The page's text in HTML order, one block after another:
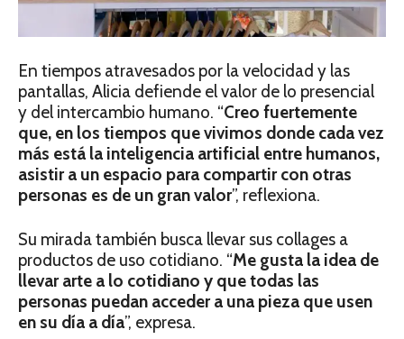
En tiempos atravesados por la velocidad y las
pantallas, Alicia defiende el valor de lo presencial
y del intercambio humano. “Creo fuertemente
que, en los tiempos que vivimos donde cada vez
más está la inteligencia artificial entre humanos,
asistir a un espacio para compartir con otras
personas es de un gran valor”, reflexiona.
Su mirada también busca llevar sus collages a
productos de uso cotidiano. “Me gusta la idea de
llevar arte a lo cotidiano y que todas las
personas puedan acceder a una pieza que usen
en su día a día”, expresa.